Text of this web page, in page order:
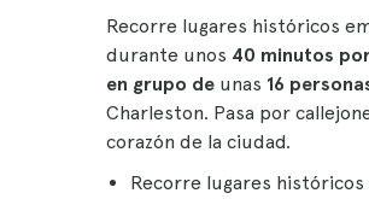
Recorre lugares históricos
durante unos 40 minutos
en grupo de unas 16
Charleston. Pasa por
corazón de la ciudad.
Recorre lugares